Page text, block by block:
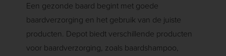
Een gezonde baard begint met goede
baardverzorging en het gebruik van de juiste
producten. Depot biedt verschillende producten
voor baardverzorging, zoals baardshampoo,